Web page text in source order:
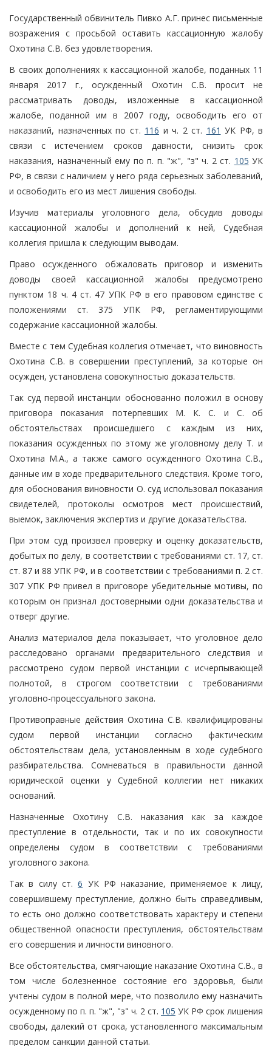
Государственный обвинитель Пивко А.Г. принес письменные
возражения с просьбой оставить кассационную жалобу
Охотина С.В. без удовлетворения.
В своих дополнениях к кассационной жалобе, поданных 11
января 2017 г., осужденный Охотин С.В. просит не
рассматривать доводы, изложенные в кассационной
жалобе, поданной им в 2007 году, освободить его от
наказаний, назначенных по ст. 116 и ч. 2 ст. 161 УК РФ, в
связи с истечением сроков давности, снизить срок
наказания, назначенный ему по п. п. "ж", "з" ч. 2 ст. 105 УК
РФ, в связи с наличием у него ряда серьезных заболеваний,
и освободить его из мест лишения свободы.
Изучив материалы уголовного дела, обсудив доводы
кассационной жалобы и дополнений к ней, Судебная
коллегия пришла к следующим выводам.
Право осужденного обжаловать приговор и изменить
доводы своей кассационной жалобы предусмотрено
пунктом 18 ч. 4 ст. 47 УПК РФ в его правовом единстве с
положениями ст. 375 УПК РФ, регламентирующими
содержание кассационной жалобы.
Вместе с тем Судебная коллегия отмечает, что виновность
Охотина С.В. в совершении преступлений, за которые он
осужден, установлена совокупностью доказательств.
Так суд первой инстанции обоснованно положил в основу
приговора показания потерпевших М. К. С. и С. об
обстоятельствах происшедшего с каждым из них,
показания осужденных по этому же уголовному делу Т. и
Охотина М.А., а также самого осужденного Охотина С.В.,
данные им в ходе предварительного следствия. Кроме того,
для обоснования виновности О. суд использовал показания
свидетелей, протоколы осмотров мест происшествий,
выемок, заключения экспертиз и другие доказательства.
При этом суд произвел проверку и оценку доказательств,
добытых по делу, в соответствии с требованиями ст. 17, ст.
ст. 87 и 88 УПК РФ, и в соответствии с требованиями п. 2 ст.
307 УПК РФ привел в приговоре убедительные мотивы, по
которым он признал достоверными одни доказательства и
отверг другие.
Анализ материалов дела показывает, что уголовное дело
расследовано органами предварительного следствия и
рассмотрено судом первой инстанции с исчерпывающей
полнотой, в строгом соответствии с требованиями
уголовно-процессуального закона.
Противоправные действия Охотина С.В. квалифицированы
судом первой инстанции согласно фактическим
обстоятельствам дела, установленным в ходе судебного
разбирательства. Сомневаться в правильности данной
юридической оценки у Судебной коллегии нет никаких
оснований.
Назначенные Охотину С.В. наказания как за каждое
преступление в отдельности, так и по их совокупности
определены судом в соответствии с требованиями
уголовного закона.
Так в силу ст.6 УК РФ наказание, применяемое к лицу,
совершившему преступление, должно быть справедливым,
то есть оно должно соответствовать характеру и степени
общественной опасности преступления, обстоятельствам
его совершения и личности виновного.
Все обстоятельства, смягчающие наказание Охотина С.В., в
том числе болезненное состояние его здоровья, были
учтены судом в полной мере, что позволило ему назначить
осужденному по п. п. "ж", "з" ч. 2 ст. 105 УК РФ срок лишения
свободы, далекий от срока, установленного максимальным
пределом санкции данной статьи.